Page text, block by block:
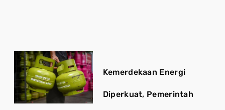
Kemerdekaan Energi
Diperkuat, Pemerintah